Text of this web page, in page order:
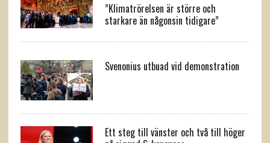
”Klimatrörelsen är större och
starkare än någonsin tidigare”
Svenonius utbuad vid demonstration
Ett steg till vänster och två till höger